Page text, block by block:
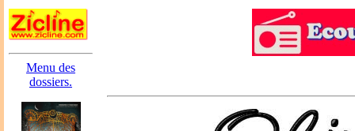
Menu des
dossiers.